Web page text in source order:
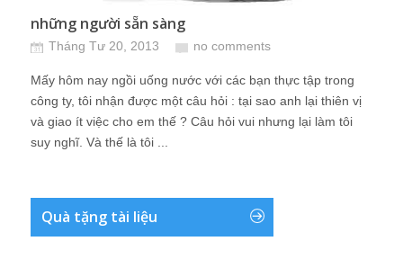
những người sẵn sàng
Tháng Tư 20, 2013 no comments
Mấy hôm nay ngồi uống nước với các bạn thực tập trong
công ty, tôi nhận được một câu hỏi : tại sao anh lại thiên vị
và giao ít việc cho em thế ? Câu hỏi vui nhưng lại làm tôi
suy nghĩ. Và thế là tôi ...
Quà tặng tài liệu